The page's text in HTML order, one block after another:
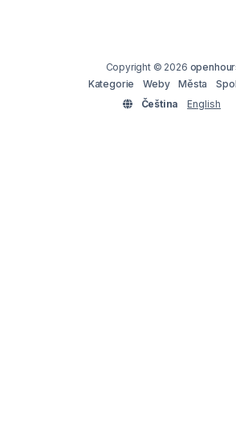
Copyright © 2026
Kategorie
Weby Města
Čeština
English